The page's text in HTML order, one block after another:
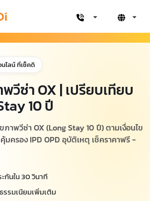
ไลน์ ที่เช็คดิ
วีซ่า OX | เปรียบเทียบ
10 ปี
าพวีซ่า OX (Long Stay 10 ปี) ตามเงื่อนไข
ครอง IPD OPD อุบัติเหตุ เช็คราคาฟรี -
กันใน 30 วินาที
รรมเนียมเพิ่มเติม